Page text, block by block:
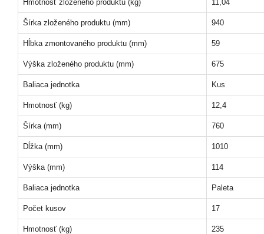
Hmotnosť zloženého produktu (kg) 11,04
Šírka zloženého produktu (mm) 940
Hĺbka zmontovaného produktu (mm) 59
Výška zloženého produktu (mm) 675
Baliaca jednotka Kus
Hmotnosť (kg) 12,4
Šírka (mm) 760
Dĺžka (mm) 1010
Výška (mm) 114
Baliaca jednotka Paleta
Počet kusov 17
Hmotnosť (kg) 235